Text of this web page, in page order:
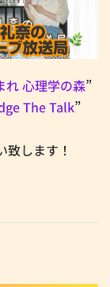
れ 心理学の森”
The Talk”
します！